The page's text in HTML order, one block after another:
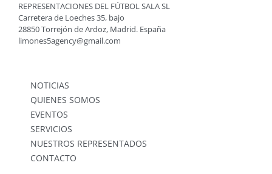
REPRESENTACIONES DEL FÚTBOL SALA SL
Carretera de Loeches 35, bajo
28850 Torrejón de Ardoz, Madrid. España
limones5agency@gmail.com
NOTICIAS
QUIENES SOMOS
EVENTOS
SERVICIOS
NUESTROS REPRESENTADOS
CONTACTO